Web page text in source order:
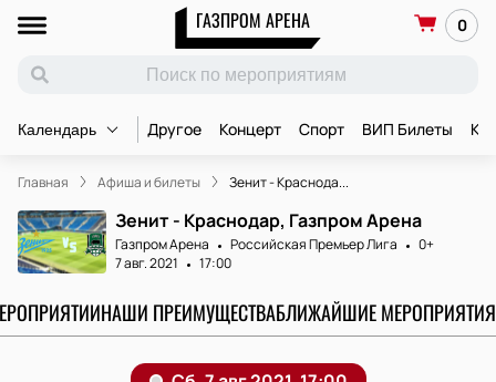
ГАЗПРОМ АРЕНА 0
Календарь Другое Концерт Спорт ВИП Билеты
Главная Афиша и билеты Зенит - Краснода...
Зенит - Краснодар, Газпром Арена
Газпром Арена Российская Премьер Лига
0+
7 авг. 2021
17:00
НАШИ ПРЕИМУЩЕСТВАБЛИЖАЙШИЕ МЕРОПРИЯТИЯ